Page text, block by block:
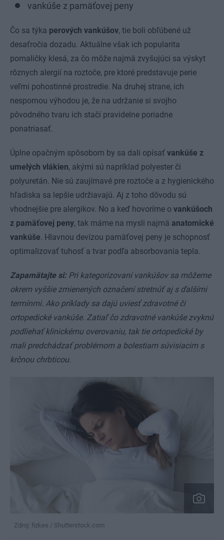
vankúše z pamäťovej peny
Čo sa týka perových vankúšov, tie boli obľúbené už
desaťročia dozadu. Aktuálne však ich popularita
pomaličky klesá, za čo môže najmä zvyšujúci sa výskyt
rôznych alergií na roztoče, pre ktoré predstavuje perie
veľmi pohostinné prostredie. Na druhej strane, ich
nespornou výhodou je, že na udržanie si svojho
pôvodného tvaru ich stačí pravidelne poriadne
ponatriasať.
Úplne opačným spôsobom by sa dali opísať vankúše z
umelých vlákien, akými sú napríklad polyester či
polyuretán. Nie sú zaujímavé pre roztoče a z hygienického
hľadiska sa lepšie udržiavajú. Aj z toho dôvodu sú
vhodnejšie pre alergikov. No a keď hovoríme o vankúšoch
z pamäťovej peny, tak máme na mysli najmä anatomické
vankúše. Hlavnou devízou pamäťovej peny je schopnosť
optimalizovať tuhosť a tvar podľa absorbovania tepla.
Zapamätajte si: Pri kategorizovaní vankúšov sa môžeme
okrem vyššie zmienených označení stretnúť aj s ďalšími
termínmi. Ako príklady sa dajú uviesť zdravotné či
ortopedické vankúše. Zatiaľ čo zdravotné vankúše zvyknú
podliehať klinickému overovaniu, tak tie ortopedické by
mali predchádzať problémom a bolestiam súvisiacim s
krčnou chrbticou.
Zdroj: fizkes / Shutterstock.com